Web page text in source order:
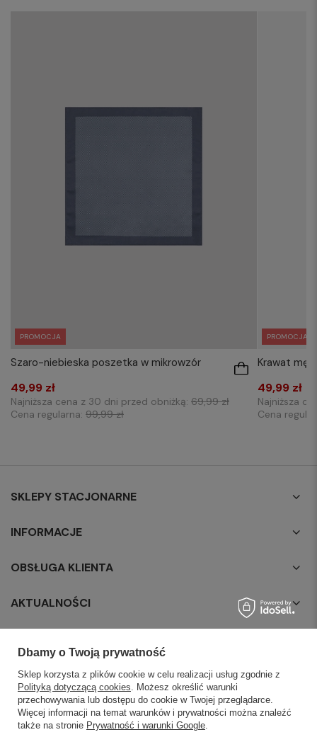
PROMOCJA
Szaro-niebieska poszetka w mikrowzór
49,99 zł
Najniższa cena z 30 dni przed obniżką: 69,99 zł
Cena regularna: 99,99 zł
PROMOCJA
Krawat
49,99 zł
Najniższa
Cena
SKLEPY STACJONARNE
INFORMACJE
OBSŁUGA KLIENTA
AKTUALNOŚCI
Dbamy o Twoją prywatność
Sklep korzysta z plików cookie w celu realizacji usług zgodnie z
Polityką dotyczącą cookies. Możesz określić warunki
przechowywania lub dostępu do cookie w Twojej przeglądarce.
Więcej informacji na temat warunków i prywatności można znaleźć
także na stronie Prywatność i warunki Google.